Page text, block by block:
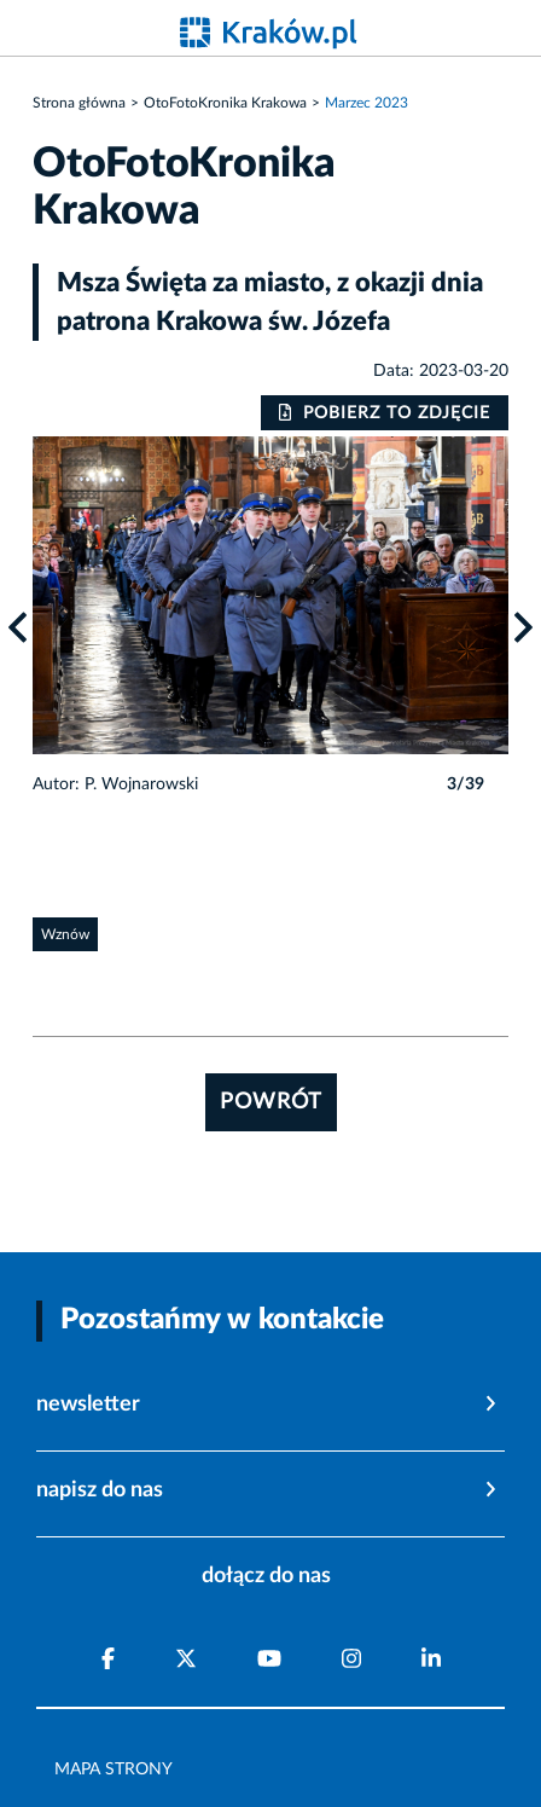
Strona główna OtoFotoKronika Krakowa Marzec 2023
OtoFotoKronika
Krakowa
Msza Święta za miasto, z okazji dnia
patrona Krakowa św. Józefa
Data: 2023-03-20
POBIERZ TO ZDJĘCIE
Autor: P. Wojnarowski 3/39
Wznów
POWRÓT
Pozostańmy w kontakcie
newsletter
napisz do nas
dołącz do nas
MAPA STRONY